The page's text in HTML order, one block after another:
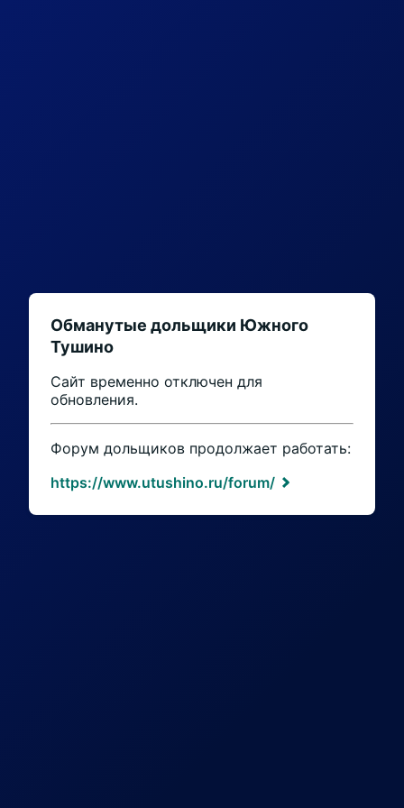
Обманутые дольщики Южного
Тушино
Сайт временно отключен для
обновления.
Форум дольщиков продолжает работать:
https://www.utushino.ru/forum/